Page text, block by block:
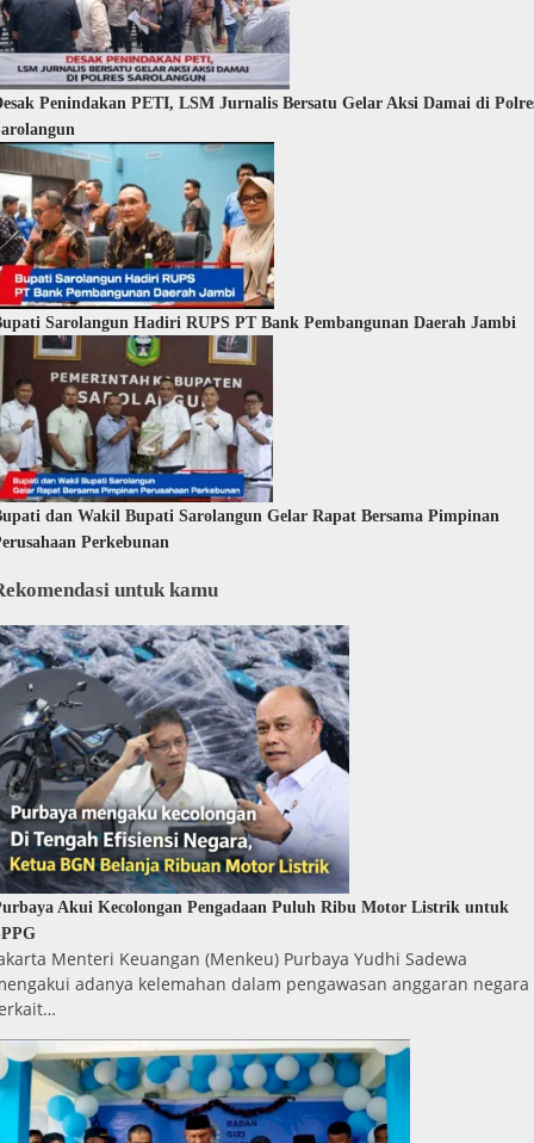
Penindakan PETI, LSM Jurnalis Bersatu Gelar Aksi Damai di
Sarolangun Hadiri RUPS PT Bank Pembangunan Daerah Jambi
dan Wakil Bupati Sarolangun Gelar Rapat Bersama Pimpinan
Perkebunan
untuk kamu
Akui Kecolongan Pengadaan Puluh Ribu Motor Listrik untuk
Menteri Keuangan (Menkeu) Purbaya Yudhi Sadewa
adanya kelemahan dalam pengawasan anggaran negara